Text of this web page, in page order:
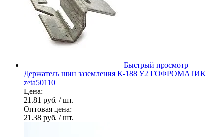
Быстрый просмотр
Держатель шин заземления К-188 У2 ГОФРОМАТИК
zeta50110
Цена:
21.81 руб. / шт.
Оптовая цена:
21.38 руб. / шт.